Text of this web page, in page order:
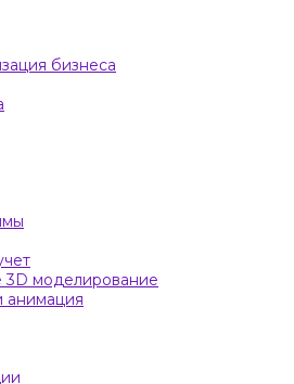
бизнеса
моделирование
анимация